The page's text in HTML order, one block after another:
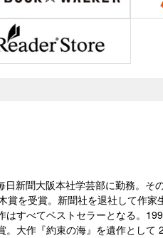
新聞大阪本社学芸部に勤務。そ
を受賞。新聞社を退社して作
すべてベストセラーとなる。
大作『約束の海』を遺作として